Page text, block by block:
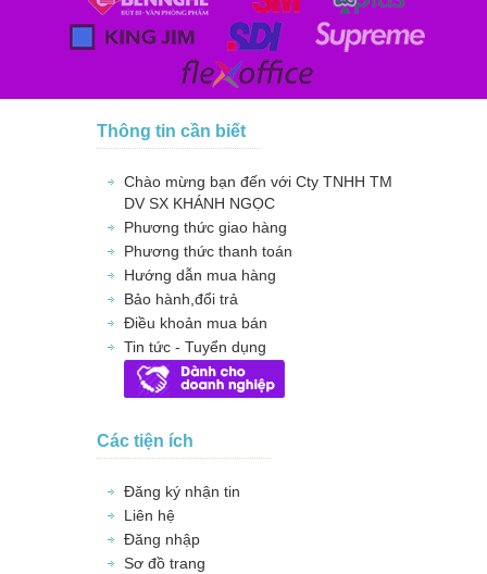
Thông tin cần biết
Chào mừng bạn đến với Cty TNHH TM
DV SX KHÁNH NGỌC
Phương thức giao hàng
Phương thức thanh toán
Hướng dẫn mua hàng
Bảo hành,đổi trả
Điều khoản mua bán
Tin tức - Tuyển dụng
Các tiện ích
Đăng ký nhận tin
Liên hệ
Đăng nhập
Sơ đồ trang